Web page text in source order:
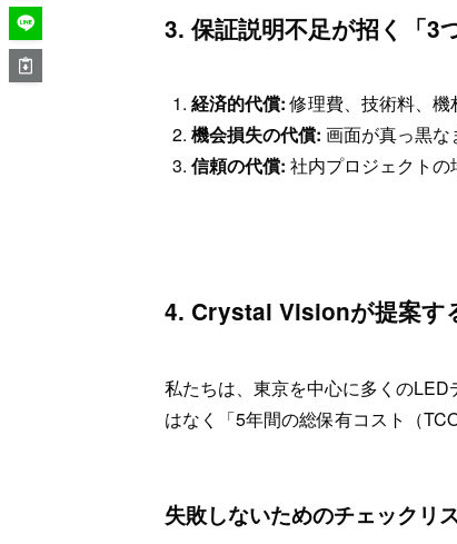
3. 保証説明不足が招く「3
経済的代償:修理費、技術料、機
機会損失の代償: 画面が真っ黒な
信頼の代償: 社内プロジェクトの
4. Crystal Visionが提案す
私たちは、東京を中心に多くの
はなく「5年間の総保有コスト（
失敗しないためのチェックリ